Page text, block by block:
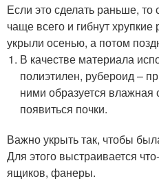
Если это сделать раньше, то
чаще всего и гибнут
укрыли осенью, а потом
В качестве материала
полиэтилен, рубероид –
ними образуется влажная
появиться почки.
Важно укрыть так, чтобы
Для этого выстраивается
ящиков, фанеры.